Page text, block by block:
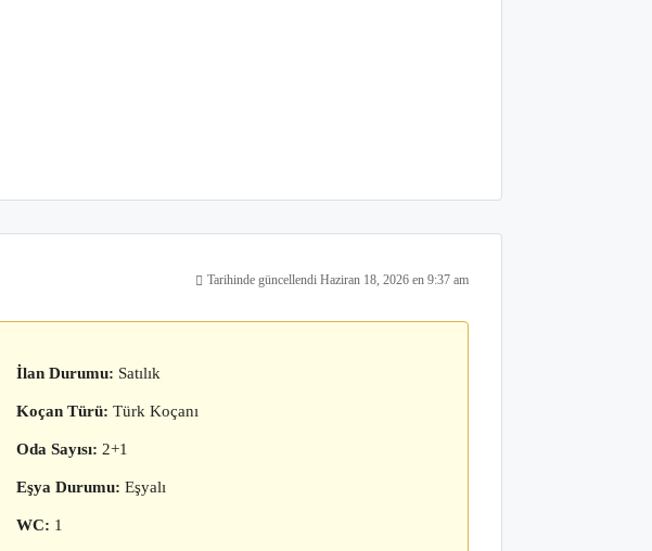
Tarihinde güncellendi Haziran 18, 2026 en 9:37 am
İlan Durumu: Satılık
Koçan Türü: Türk Koçanı
Oda Sayısı: 2+1
Eşya Durumu: Eşyalı
WC: 1